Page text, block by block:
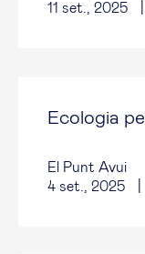
11 set., 2025
Ecologia
El Punt Avui
4 set., 2025